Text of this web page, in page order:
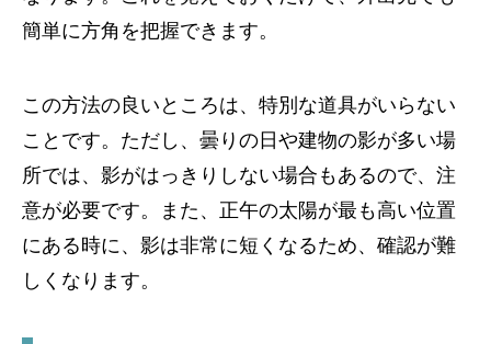
簡単に方角を把握できます。
この方法の良いところは、特別な道具がいらない
ことです。ただし、曇りの日や建物の影が多い場
所では、影がはっきりしない場合もあるので、注
意が必要です。また、正午の太陽が最も高い位置
にある時に、影は非常に短くなるため、確認が難
しくなります。